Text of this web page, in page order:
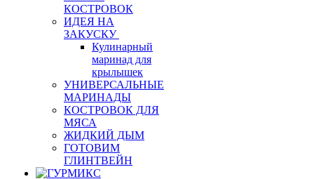
КОСТРОВОК
ИДЕЯ НА
ЗАКУСКУ
Кулинарный
маринад для
крылышек
УНИВЕРСАЛЬНЫЕ
МАРИНАДЫ
КОСТРОВОК ДЛЯ
МЯСА
ЖИДКИЙ ДЫМ
ГОТОВИМ
ГЛИНТВЕЙН